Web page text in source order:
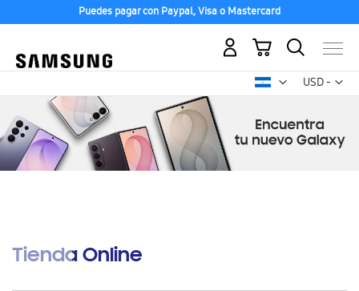
Puedes pagar con Paypal, Visa o Mastercard
USD -
dólar
Mi carrito
Tienda Online